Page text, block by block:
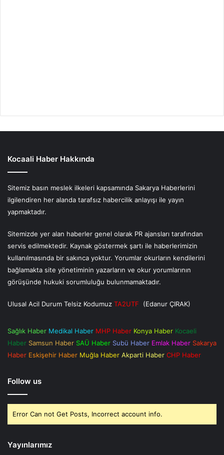
Kocaali Haber Hakkında
Sitemiz basın meslek ilkeleri kapsamında Sakarya Haberlerini
ilgilendiren her alanda tarafsız habercilik anlayışı ile yayın
yapmaktadır.
Sitemizde yer alan haberler genel olarak PR ajansları tarafından
servis edilmektedir. Kaynak göstermek şartı ile haberlerimizin
kullanılmasında bir sakınca yoktur. Yorumlar okurların kendilerini
bağlamakta site yönetiminin yazarların ve okur yorumlarının
görüşünde hukuki sorumluluğu bulunmamaktadır.
Ulusal Acil Durum Telsiz Kodumuz TA2UTF (Edanur ÇIRAK)
Sağlık Haber Medikal Haber MHP Haber Konya Haber Kocaeli
Haber Samsun Haber SAÜ Haber Subü Haber Emlak Haber Sakarya
Haber Eskişehir Haber Muğla Haber Akparti Haber CHP Haber
Follow us
Error Can not Get Posts, Incorrect account info.
Yayınlarımız